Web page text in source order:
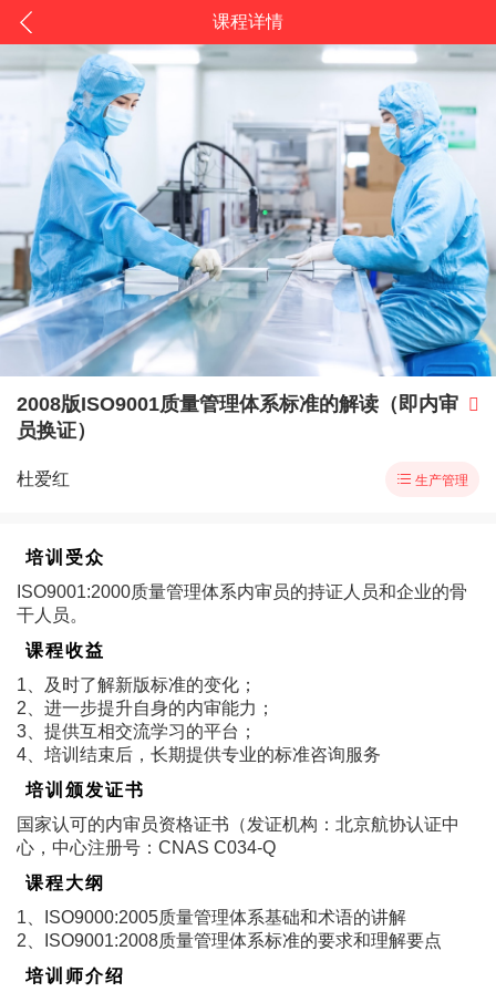
课程详情
2008版ISO9001质量管理体系标准的解读（即内审
员换证）

杜爱红  生产管理
培训受众
ISO9001:2000质量管理体系内审员的持证人员和企业的骨
干人员。
课程收益
1、及时了解新版标准的变化；
2、进一步提升自身的内审能力；
3、提供互相交流学习的平台；
4、培训结束后，长期提供专业的标准咨询服务
培训颁发证书
国家认可的内审员资格证书（发证机构：北京航协认证中
心，中心注册号：CNAS C034-Q
课程大纲
1、ISO9000:2005质量管理体系基础和术语的讲解
2、ISO9001:2008质量管理体系标准的要求和理解要点
培训师介绍